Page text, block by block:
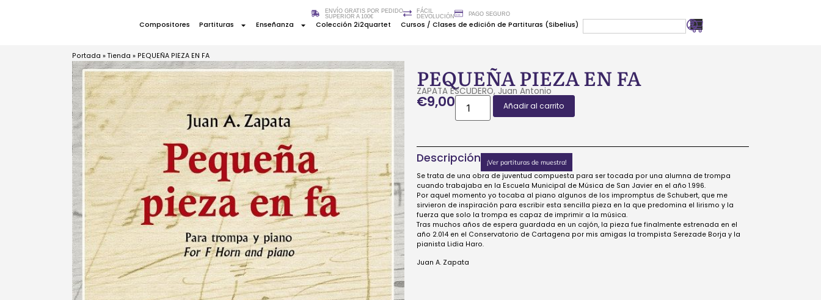
ENVÍO GRATIS POR PEDIDO
SUPERIOR A 100€
FÁCIL
DEVOLUCIÓN
PAGO SEGURO
Compositores Partituras Enseñanza Colección 2i2quartet Cursos / Clases de edición de Partituras (Sibelius)
Portada » Tienda » PEQUEÑA PIEZA EN FA
PEQUEÑA PIEZA EN FA
ZAPATA ESCUDERO, Juan Antonio
€9,00 Añadir al carrito
Descripción ¡Ver partituras de muestra!
Se trata de una obra de juventud compuesta para ser tocada por una alumna de trompa
cuando trabajaba en la Escuela Municipal de Música de San Javier en el año 1.996.
Por aquel momento yo tocaba al piano algunos de los impromptus de Schubert, que me
sirvieron de inspiración para escribir esta sencilla pieza en la que predomina el lirismo y la
fuerza que solo la trompa es capaz de imprimir a la música.
Tras muchos años de espera guardada en un cajón, la pieza fue finalmente estrenada en el
año 2.014 en el Conservatorio de Cartagena por mis amigas la trompista Serezade Borja y la
pianista Lidia Haro.
Juan A. Zapata